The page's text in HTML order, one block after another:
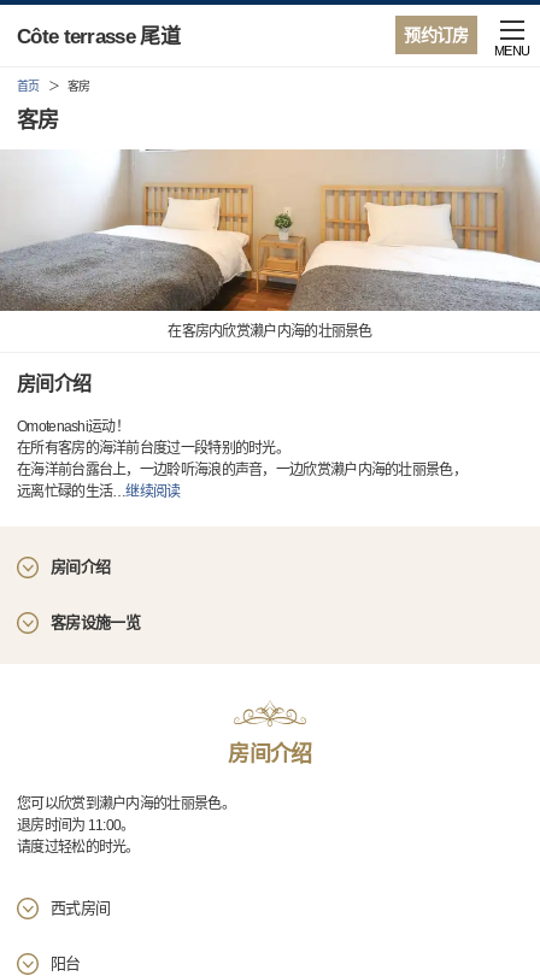
预约订房
Côte terrasse 尾道
MENU
首页 客房
客房
在客房内欣赏濑户内海的壮丽景色
房间介绍
Omotenashi运动！
在所有客房的海洋前台度过一段特别的时光。
在海洋前台露台上，一边聆听海浪的声音，一边欣赏濑户内海的壮丽景色，
远离忙碌的生活…继续阅读
房间介绍
客房设施一览
房间介绍
您可以欣赏到濑户内海的壮丽景色。
退房时间为 11:00。
请度过轻松的时光。
西式房间
阳台